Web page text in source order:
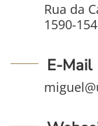
Rua da
1590-
E-Mail